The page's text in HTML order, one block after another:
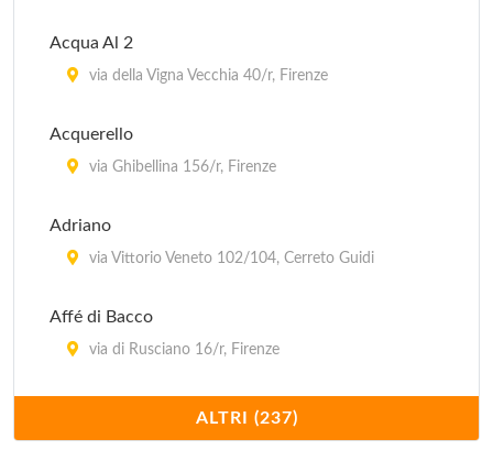
Acqua Al 2
via della Vigna Vecchia 40/r, Firenze
Acquerello
via Ghibellina 156/r, Firenze
Adriano
via Vittorio Veneto 102/104, Cerreto Guidi
Affé di Bacco
via di Rusciano 16/r, Firenze
via delle Terme 23/r, Firenze
ALTRI (237)